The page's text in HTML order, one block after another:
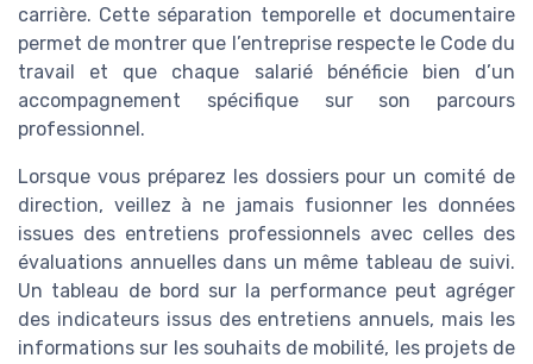
carrière. Cette séparation temporelle et documentaire
permet de montrer que l’entreprise respecte le Code du
travail et que chaque salarié bénéficie bien d’un
accompagnement spécifique sur son parcours
professionnel.
Lorsque vous préparez les dossiers pour un comité de
direction, veillez à ne jamais fusionner les données
issues des entretiens professionnels avec celles des
évaluations annuelles dans un même tableau de suivi.
Un tableau de bord sur la performance peut agréger
des indicateurs issus des entretiens annuels, mais les
informations sur les souhaits de mobilité, les projets de